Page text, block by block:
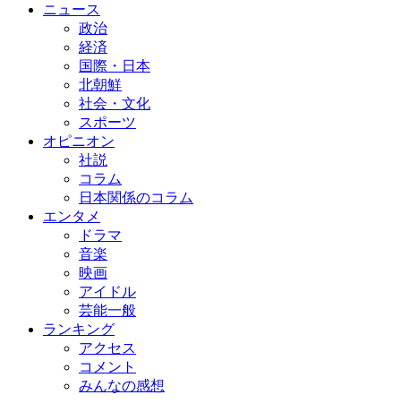
ニュース
政治
経済
国際・日本
北朝鮮
社会・文化
スポーツ
オピニオン
社説
コラム
日本関係のコラム
エンタメ
ドラマ
音楽
映画
アイドル
芸能一般
ランキング
アクセス
コメント
みんなの感想